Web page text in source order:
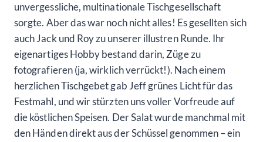
unvergessliche, multinationale Tischgesellschaft
sorgte. Aber das war noch nicht alles! Es gesellten sich
auch Jack und Roy zu unserer illustren Runde. Ihr
eigenartiges Hobby bestand darin, Züge zu
fotografieren (ja, wirklich verrückt!). Nach einem
herzlichen Tischgebet gab Jeff grünes Licht für das
Festmahl, und wir stürzten uns voller Vorfreude auf
die köstlichen Speisen. Der Salat wurde manchmal mit
den Händen direkt aus der Schüssel genommen – ein